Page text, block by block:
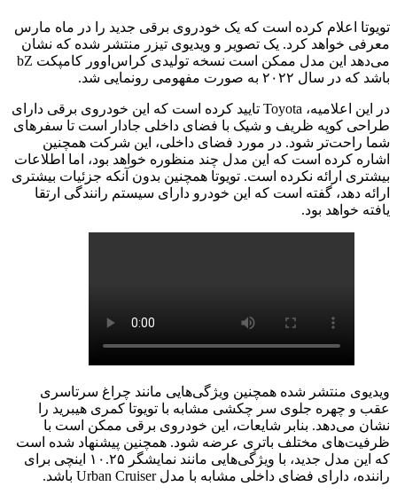
تویوتا اعلام کرده است که یک خودروی برقی جدید را در ماه مارس
معرفی خواهد کرد. یک تصویر و ویدیوی تیزر منتشر شده که نشان
می‌دهد این مدل ممکن است نسخه تولیدی کراس‌اوور کامپکت bZ
باشد که در سال ۲۰۲۲ به صورت مفهومی رونمایی شد.
در این اعلامیه، Toyota تایید کرده است که این خودروی برقی دارای
طراحی کوپه‌ ظریف و شیک با فضای داخلی جادار است تا سفرهای
شما راحت‌تر شود. در مورد فضای داخلی، این شرکت همچنین
اشاره کرده است که این مدل چند منظوره خواهد بود، اما اطلاعات
بیشتری ارائه نکرده است. تویوتا همچنین بدون آنکه جزئیات بیشتری
ارائه دهد، گفته است که این خودرو دارای سیستم رانندگی ارتقا
یافته خواهد بود.
ویدیوی منتشر شده همچنین ویژگی‌هایی مانند چراغ سرتاسری
عقب و چهره جلوی سر چکشی مشابه با تویوتا کمری هیبرید را
نشان می‌دهد. بنابر شایعات، این خودروی برقی ممکن است با
ظرفیت‌های مختلف باتری عرضه شود. همچنین پیشنهاد شده است
که این مدل جدید، با ویژگی‌هایی مانند نمایشگر ۱۰.۲۵ اینچی برای
راننده، دارای فضای داخلی مشابه با مدل Urban Cruiser باشد.